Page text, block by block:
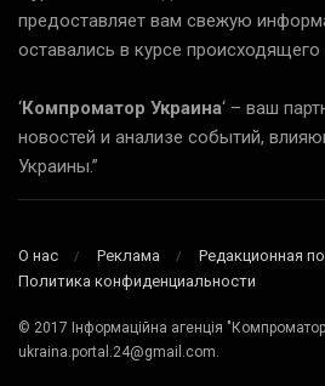
предоставляет вам свежую
оставались в курсе происходящего
‘Компроматор Украина‘ – ваш
новостей и анализе событий,
Украины.”
О нас Реклама
Редакционная
Политика конфиденциальности
© 2017 Інформаційна агенція "Компроматор
ukraina.portal.24@gmail.com.